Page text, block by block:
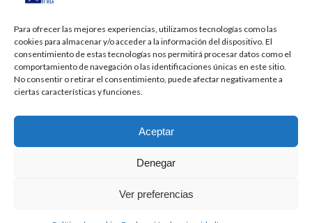
Para ofrecer las mejores experiencias, utilizamos tecnologías como las
cookies para almacenar y/o acceder a la información del dispositivo. El
consentimiento de estas tecnologías nos permitirá procesar datos como el
comportamiento de navegación o las identificaciones únicas en este sitio.
No consentir o retirar el consentimiento, puede afectar negativamente a
ciertas características y funciones.
Aceptar
Denegar
Ver preferencias
Todos los derechos reservados -Privacidad